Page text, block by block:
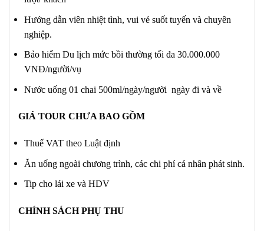
Hướng dẫn viên nhiệt tình, vui vẻ suốt tuyến và chuyên
nghiệp.
Bảo hiểm Du lịch mức bồi thường tối đa 30.000.000
VNĐ/người/vụ
Nước uống 01 chai 500ml/ngày/người ngày đi và về
GIÁ TOUR CHƯA BAO GỒM
Thuế VAT theo Luật định
Ăn uống ngoài chương trình, các chi phí cá nhân phát sinh.
Tip cho lái xe và HDV
CHÍNH SÁCH PHỤ THU